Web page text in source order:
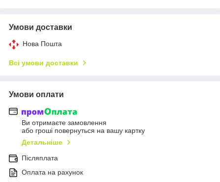
Умови доставки
Нова Пошта
Всі умови доставки
Умови оплати
Ви отримаєте замовлення
або гроші повернуться на вашу картку
Детальніше
Післяплата
Оплата на рахунок